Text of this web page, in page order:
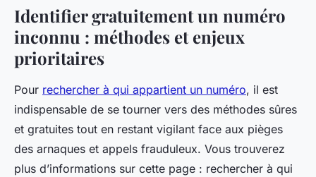
Identifier gratuitement un numéro
inconnu : méthodes et enjeux
prioritaires
Pour rechercher à qui appartient un numéro, il est
indispensable de se tourner vers des méthodes sûres
et gratuites tout en restant vigilant face aux pièges
des arnaques et appels frauduleux. Vous trouverez
plus d’informations sur cette page : rechercher à qui